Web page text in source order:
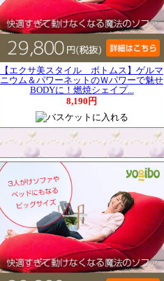
【エクサ美スタイル ボトムス】ゲルマ
ニウム＆パワーネットのＷパワーで魅せ
BODYに！燃焼シェイプ...
8,190円